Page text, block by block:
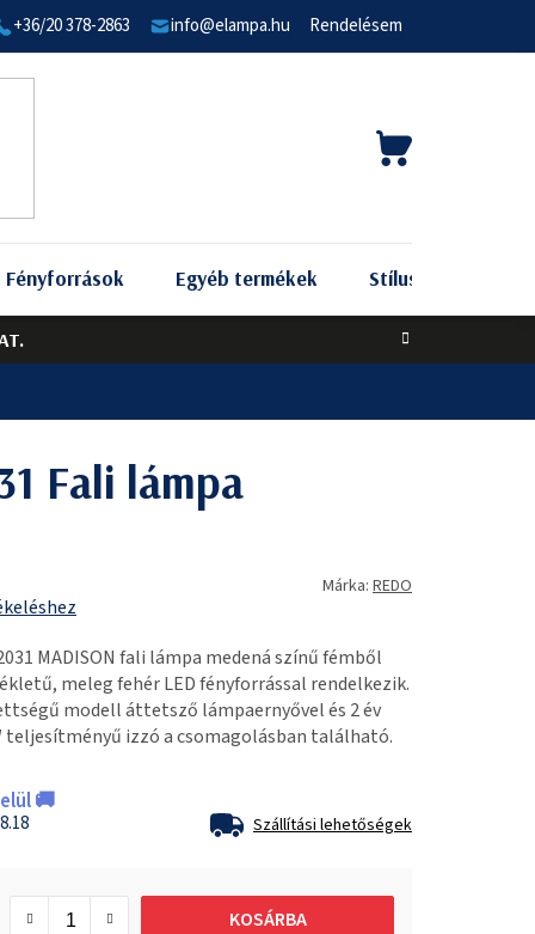
+36/20 378-2863 info@elampa.hu Rendelésem
KOSÁR
Fényforrások Egyéb termékek Stílus szerint
Fali lámpa
Márka: REDO
MADISON fali lámpa medená színű fémből
meleg fehér LED fényforrással rendelkezik.
modell áttetsző lámpaernyővel és 2 év
teljesítményű izzó a csomagolásban található.
🚚
Szállítási lehetőségek
KOSÁRBA